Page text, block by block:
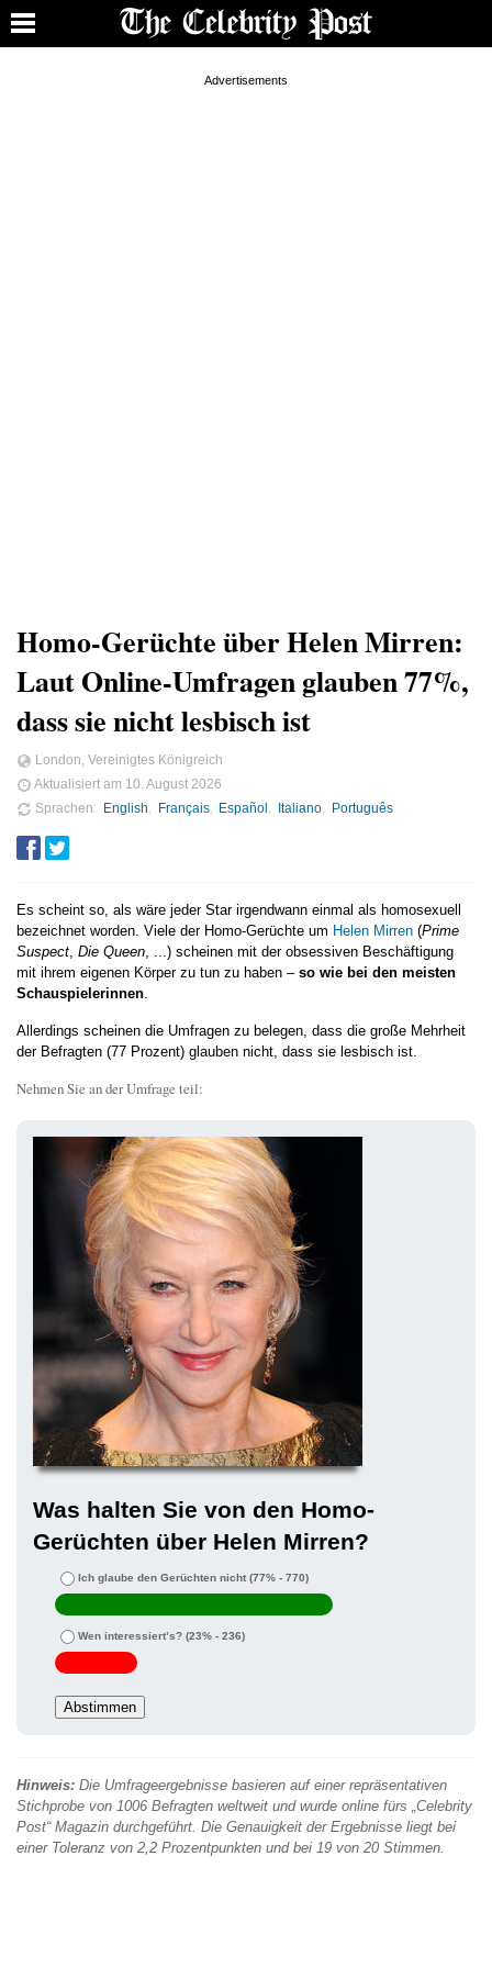
Homo-Gerüchte über Helen Mirren:
Laut Online-Umfragen glauben 77%,
dass sie nicht lesbisch ist
London, Vereinigtes Königreich
Aktualisiert am 10. August 2026
Sprachen
English Français Español Italiano Português
Es scheint so, als wäre jeder Star irgendwann einmal als homosexuell
bezeichnet worden. Viele der Homo-Gerüchte um Helen Mirren (Prime
Suspect, Die Queen, ...) scheinen mit der obsessiven Beschäftigung
mit ihrem eigenen Körper zu tun zu haben – so wie bei den meisten
Schauspielerinnen.
Allerdings scheinen die Umfragen zu belegen, dass die große Mehrheit
der Befragten (77 Prozent) glauben nicht, dass sie lesbisch ist.
Nehmen Sie an der Umfrage teil:
Was halten Sie von den Homo-
Gerüchten über Helen Mirren?
Ich glaube den Gerüchten nicht(77% - 770)
Wen interessiert’s? (23% - 236)
Hinweis: Die Umfrageergebnisse basieren auf einer repräsentativen
Stichprobe von 1006 Befragten weltweit und wurde online fürs „Celebrity
Post“ Magazin durchgeführt. Die Genauigkeit der Ergebnisse liegt bei
einer Toleranz von 2,2 Prozentpunkten und bei 19 von 20 Stimmen.